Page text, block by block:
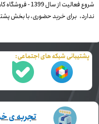
پشتیبانی شبکه های اجتماعی:
شروع فعالیت از
ندارد، برای خرید حضوری، با بخش
تجربه ی